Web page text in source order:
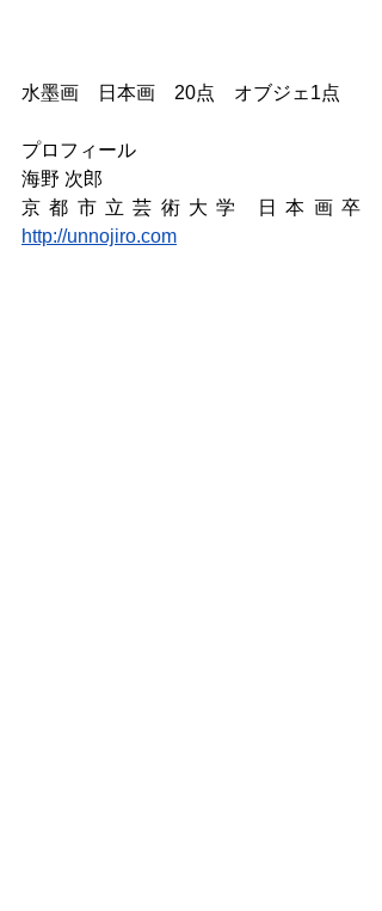
水墨画　日本画　20点　オブジェ1点
プロフィール
海野 次郎
http://unnojiro.com